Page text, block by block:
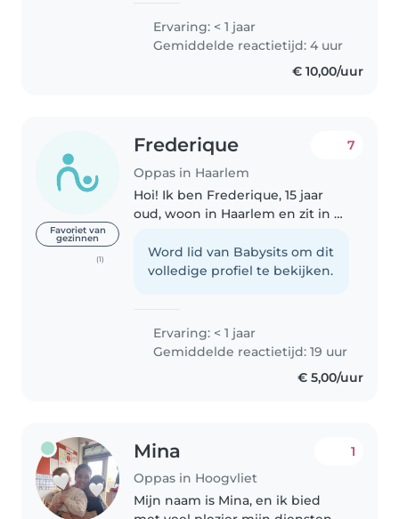
fluently. I have experience caring
for my younger sisters, a 5-year-
old girl for six months,..
Ervaring: < 1 jaar
Gemiddelde reactietijd: 4 uur
€ 10,00/uur
Favoriet van
gezinnen
(1)
Frederique
Oppas in Haarlem
7
Hoi! Ik ben Frederique, 15 jaar
oud, woon in Haarlem en zit in 4
geen ervaring heb, ben ik erg
creatief en houd ik van tekenen!
Word lid van Babysits om dit
volledige profiel te bekijken.
Ervaring: < 1 jaar
Gemiddelde reactietijd: 19 uur
€ 5,00/uur
Mina
Oppas in Hoogvliet
1
Mijn naam is Mina, en ik bied